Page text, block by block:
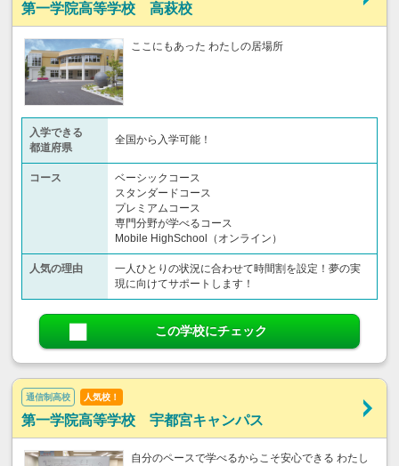
第一学院高等学校 高萩校
ここにもあった わたしの居場所
入学できる
都道府県
全国から入学可能！
コース
ベーシックコース
スタンダードコース
プレミアムコース
専門分野が学べるコース
Mobile HighSchool（オンライン）
人気の理由
一人ひとりの状況に合わせて時間割を設定！夢の実
現に向けてサポートします！
この学校にチェック
通信制高校 人気校！
第一学院高等学校 宇都宮キャンパス
自分のペースで学べるからこそ安心できる わたし